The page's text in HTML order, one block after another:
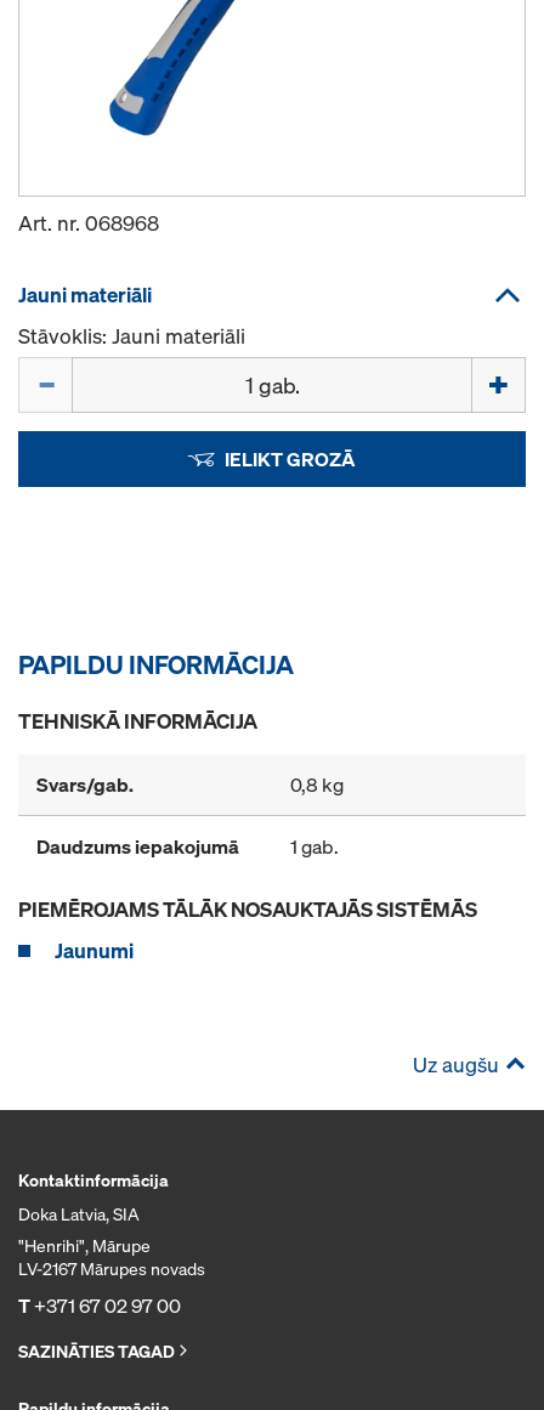
Art. nr. 068968
Jauni materiāli
Stāvoklis: Jauni materiāli
IELIKT GROZĀ
PAPILDU INFORMĀCIJA
TEHNISKĀ INFORMĀCIJA
Svars/gab. 0,8 kg
Daudzums iepakojumā 1 gab.
PIEMĒROJAMS TĀLĀK NOSAUKTAJĀS SISTĒMĀS
Jaunumi
Uz augšu
Kontaktinformācija
Doka Latvia, SIA
"Henrihi", Mārupe
LV-2167 Mārupes novads
T+371 67 02 97 00
SAZINĀTIES TAGAD